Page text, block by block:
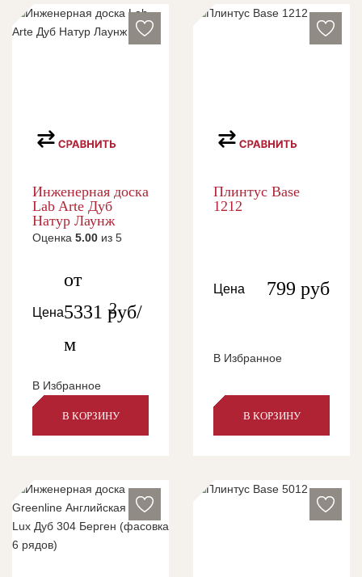
Инженерная доска
Lab Arte Дуб
Натур Лаунж
Оценка 5.00 из 5
Цена
от
5331 руб/
м
2
В Избранное
В КОРЗИНУ
Плинтус Base
1212
Цена 799 руб
В Избранное
В КОРЗИНУ